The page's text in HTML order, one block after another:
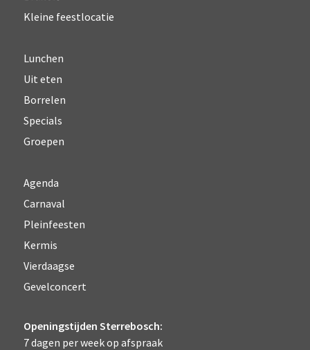
Kleine feestlocatie
Lunchen
Uit eten
Borrelen
Specials
Groepen
Agenda
Carnaval
Pleinfeesten
Kermis
Vierdaagse
Gevelconcert
Openingstijden Sterrebosch:
7 dagen per week op afspraak